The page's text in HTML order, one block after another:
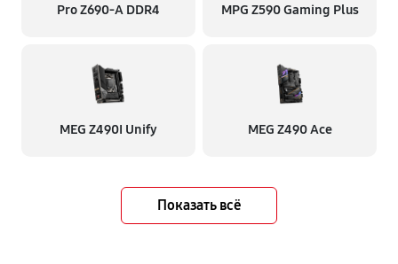
Pro Z690-A DDR4 MPG Z590 Gaming Plus
MEG Z490I Unify MEG Z490 Ace
Показать всё